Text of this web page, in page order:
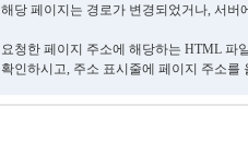
해당 페이지는 경로가 변경되었거나, 서
요청한 페이지 주소에 해당하는 HTML 파
확인하시고, 주소 표시줄에 페이지 주소